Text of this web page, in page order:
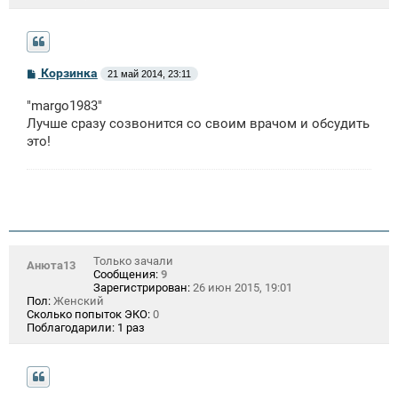
С
б
щ
е
н
Корзинка 21 май 2014, 23:11
"margo1983"
Лучше сразу созвонится со своим врачом и обсудить
это!
Анюта13
Только зачали
Сообщения: 9
Зарегистрирован: 26 июн 2015, 19:01
Пол: Женский
Сколько попыток ЭКО: 0
Поблагодарили: 1 раз